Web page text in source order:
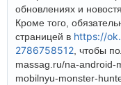
обновлениях и
Кроме того,
страницей в https://
2786758512 , чтобы
massag.ru/na-android-
mobilnyu-monster-